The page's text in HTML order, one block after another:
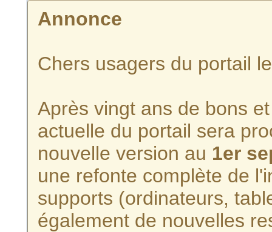
Annonce
Chers usagers du portail
Après vingt ans de bons
actuelle du portail sera
nouvelle version au 1er
une refonte complète de
supports (ordinateurs,
également de nouvelles